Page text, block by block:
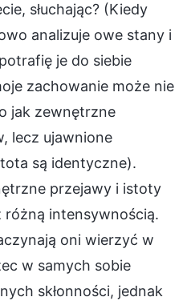
słuchając? (Kiedy
analizuje owe stany i
je do siebie
zachowanie może nie
jak zewnętrzne
lecz ujawnione
są identyczne).
przejawy i istoty
intensywnością.
oni wierzyć w
w samych sobie
skłonności, jednak